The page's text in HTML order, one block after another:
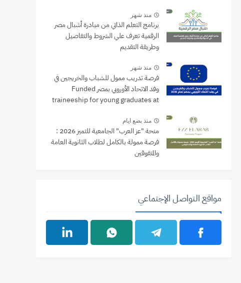
منذ شهر
برنامج التعلم الذاتي من مبادرة أشبال مصر
الرقمية تعرف علي الشروط والتفاصيل
وطريقة التقديم
منذ شهر
فرصة تدريب ممول للشباب والخريجين في
وفد الاتحاد الأوروبي بمصر Funded
traineeship for young graduates at
منذ بضع ايام
منحة "عز العرب" الجامعية للتميز 2026 :
فرصة ممولة بالكامل لطلاب الثانوية العامة
والمتفوقين
مواقع التواصل الإجتماعي